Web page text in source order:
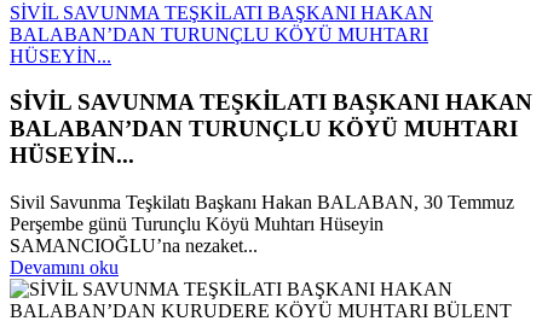
SİVİL SAVUNMA TEŞKİLATI BAŞKANI HAKAN
BALABAN’DAN TURUNÇLU KÖYÜ MUHTARI
HÜSEYİN...
SİVİL SAVUNMA TEŞKİLATI BAŞKANI HAKAN
BALABAN’DAN TURUNÇLU KÖYÜ MUHTARI
HÜSEYİN...
Sivil Savunma Teşkilatı Başkanı Hakan BALABAN, 30 Temmuz
Perşembe günü Turunçlu Köyü Muhtarı Hüseyin
SAMANCIOĞLU’na nezaket...
Devamını oku